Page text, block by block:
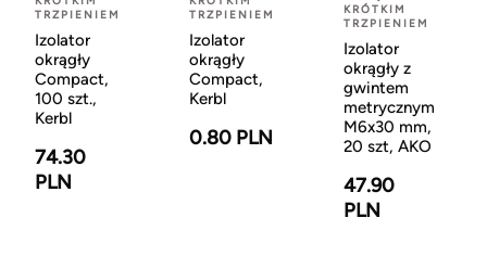
TRZPIENIEM
Izolator
okrągły
Compact,
100 szt.,
Kerbl
74.30
PLN
TRZPIENIEM
Izolator
okrągły
Compact,
Kerbl
0.80 PLN
KRÓTKIM
TRZPIENIEM
Izolator
okrągły z
gwintem
metrycznym
M6x30 mm,
20 szt, AKO
47.90
PLN